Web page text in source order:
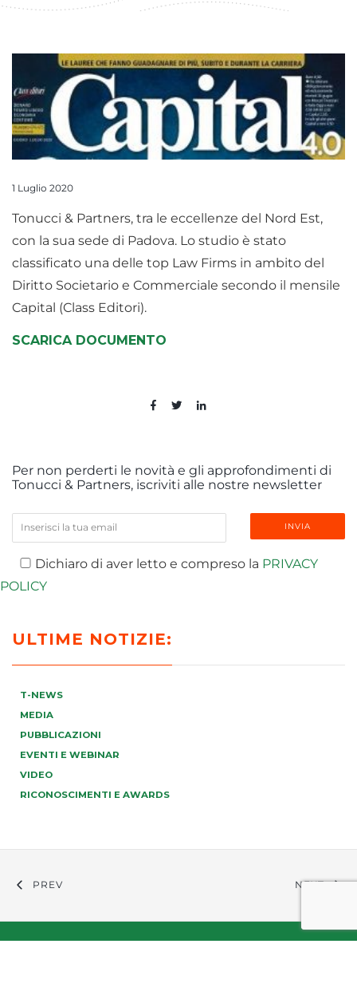
1 Luglio 2020
Tonucci & Partners, tra le eccellenze del Nord Est,
con la sua sede di Padova. Lo studio è stato
classificato una delle top Law Firms in ambito del
Diritto Societario e Commerciale secondo il mensile
Capital (Class Editori).
SCARICA DOCUMENTO
Per non perderti le novità e gli approfondimenti di
Tonucci & Partners, iscriviti alle nostre newsletter
Dichiaro di aver letto e compreso la PRIVACY
POLICY
ULTIME NOTIZIE:
T-NEWS
MEDIA
PUBBLICAZIONI
EVENTI E WEBINAR
VIDEO
RICONOSCIMENTI E AWARDS
PREV NEXT